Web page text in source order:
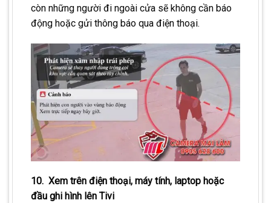
còn những người đi ngoài cửa sẽ không cần báo
động hoặc gửi thông báo qua điện thoại.
10. Xem trên điện thoại, máy tính, laptop hoặc
đầu ghi hình lên Tivi